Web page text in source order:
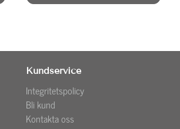
Kundservice
Integritetspolicy
Bli kund
Kontakta oss